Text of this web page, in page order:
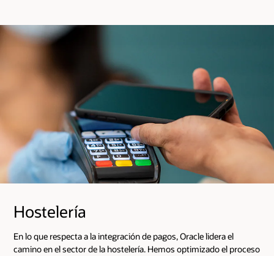
Hostelería
En lo que respecta a la integración de pagos, Oracle lidera el
camino en el sector de la hostelería. Hemos optimizado el proceso